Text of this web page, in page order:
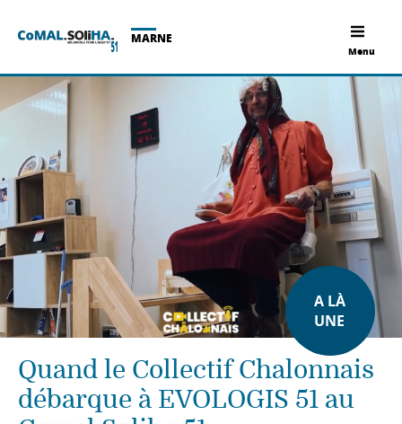
Menu
MARNE
A LÀ
UNE
Quand le Collectif Chalonnais
débarque à EVOLOGIS 51 au